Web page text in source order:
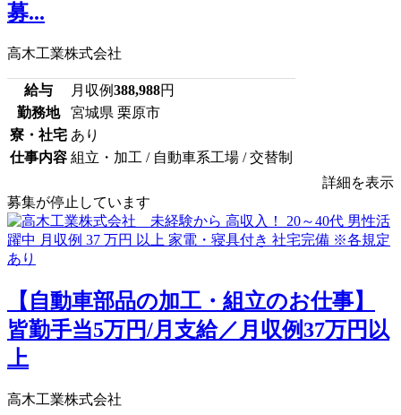
募...
高木工業株式会社
給与 月収例388,988円
勤務地
宮城県 栗原市
寮・社宅 あり
仕事内容 組立・加工 / 自動車系工場 / 交替制
詳細を表示
募集が停止しています
【自動車部品の加工・組立のお仕事】
皆勤手当5万円/月支給／月収例37万円以
上
高木工業株式会社